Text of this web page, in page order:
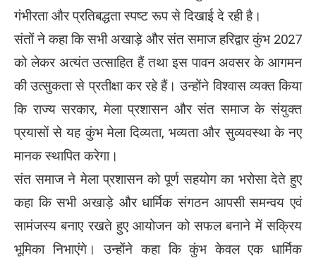
गंभीरता और प्रतिबद्धता स्पष्ट रूप से दिखाई दे रही है।
संतों ने कहा कि सभी अखाड़े और संत समाज हरिद्वार कुंभ 2027
को लेकर अत्यंत उत्साहित हैं तथा इस पावन अवसर के आगमन
की उत्सुकता से प्रतीक्षा कर रहे हैं। उन्होंने विश्वास व्यक्त किया
कि राज्य सरकार, मेला प्रशासन और संत समाज के संयुक्त
प्रयासों से यह कुंभ मेला दिव्यता, भव्यता और सुव्यवस्था के नए
मानक स्थापित करेगा।
संत समाज ने मेला प्रशासन को पूर्ण सहयोग का भरोसा देते हुए
कहा कि सभी अखाड़े और धार्मिक संगठन आपसी समन्वय एवं
सामंजस्य बनाए रखते हुए आयोजन को सफल बनाने में सक्रिय
भूमिका निभाएंगे। उन्होंने कहा कि कुंभ केवल एक धार्मिक